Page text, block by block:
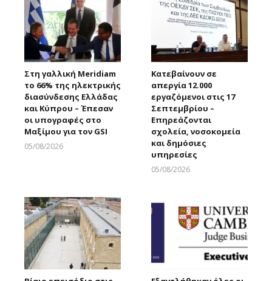
Στη γαλλική Meridiam
το 66% της ηλεκτρικής
διασύνδεσης Ελλάδας
και Κύπρου – Έπεσαν
οι υπογραφές στο
Μαξίμου για τον GSI
05/08/2026
Κατεβαίνουν σε
απεργία 12.000
εργαζόμενοι στις 17
Σεπτεμβρίου –
Επηρεάζονται
σχολεία, νοσοκομεία
και δημόσιες
υπηρεσίες
05/08/2026